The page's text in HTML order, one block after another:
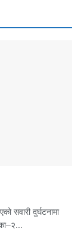
सवारी दुर्घटनामा